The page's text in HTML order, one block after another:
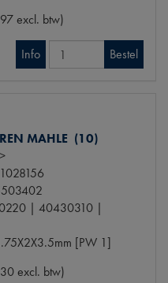
excl. btw)
Info Bestel
MAHLE (10)
1028156
| 40430310 |
[PW 1]
excl. btw)